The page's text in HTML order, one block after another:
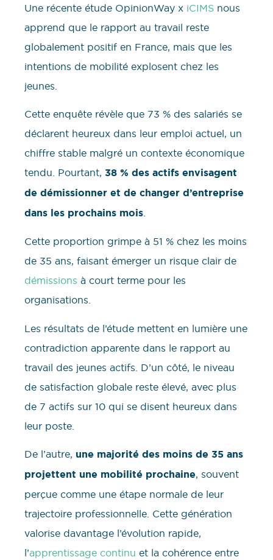
Une récente étude OpinionWay x iCIMS nous
apprend que le rapport au travail reste
globalement positif en France, mais que les
intentions de mobilité explosent chez les
jeunes.
Cette enquête révèle que 73 % des salariés se
déclarent heureux dans leur emploi actuel, un
chiffre stable malgré un contexte économique
tendu. Pourtant, 38 % des actifs envisagent
de démissionner et de changer d’entreprise
dans les prochains mois
Cette proportion grimpe à 51 % chez les moins
de 35 ans, faisant émerger un risque clair de
démissions à court terme pour les
organisations.
Les résultats de l’étude mettent en lumière une
contradiction apparente dans le rapport au
travail des jeunes actifs. D’un côté, le niveau
de satisfaction globale reste élevé, avec plus
de 7 actifs sur 10 qui se disent heureux dans
leur poste.
De l’autre, une majorité des moins de 35 ans
projettent une mobilité prochaine, souvent
perçue comme une étape normale de leur
trajectoire professionnelle. Cette génération
valorise davantage l’évolution rapide,
l’apprentissage continu et la cohérence entre